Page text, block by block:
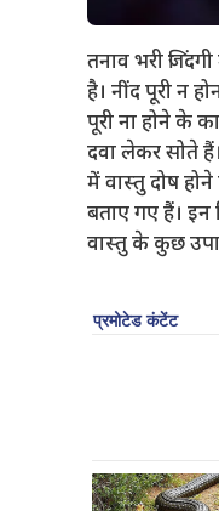
तनाव भरी
है। नींद पूरी न
पूरी ना होने के
दवा लेकर सोते
में वास्तु दोष
बताए गए हैं।
वास्तु के कुछ